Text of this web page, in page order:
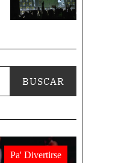
Pa' Divertirse